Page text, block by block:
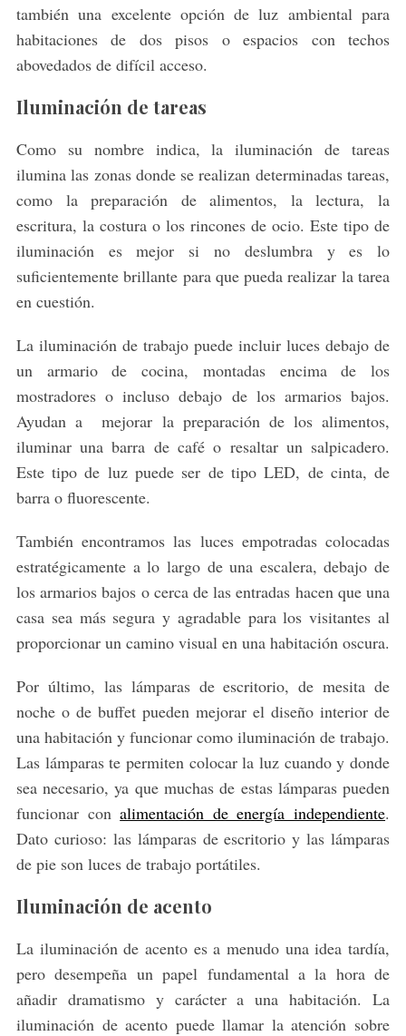
también una excelente opción de luz ambiental para
habitaciones de dos pisos o espacios con techos
abovedados de difícil acceso.
Iluminación de tareas
Como su nombre indica, la iluminación de tareas
ilumina las zonas donde se realizan determinadas tareas,
como la preparación de alimentos, la lectura, la
escritura, la costura o los rincones de ocio. Este tipo de
iluminación es mejor si no deslumbra y es lo
suficientemente brillante para que pueda realizar la tarea
en cuestión.
La iluminación de trabajo puede incluir luces debajo de
un armario de cocina, montadas encima de los
mostradores o incluso debajo de los armarios bajos.
Ayudan a mejorar la preparación de los alimentos,
iluminar una barra de café o resaltar un salpicadero.
Este tipo de luz puede ser de tipo LED, de cinta, de
barra o fluorescente.
También encontramos las luces empotradas colocadas
estratégicamente a lo largo de una escalera, debajo de
los armarios bajos o cerca de las entradas hacen que una
casa sea más segura y agradable para los visitantes al
proporcionar un camino visual en una habitación oscura.
Por último, las lámparas de escritorio, de mesita de
noche o de buffet pueden mejorar el diseño interior de
una habitación y funcionar como iluminación de trabajo.
Las lámparas te permiten colocar la luz cuando y donde
sea necesario, ya que muchas de estas lámparas pueden
funcionar conalimentación de energía independiente.
Dato curioso: las lámparas de escritorio y las lámparas
de pie son luces de trabajo portátiles.
Iluminación de acento
La iluminación de acento es a menudo una idea tardía,
pero desempeña un papel fundamental a la hora de
añadir dramatismo y carácter a una habitación. La
iluminación de acento puede llamar la atención sobre